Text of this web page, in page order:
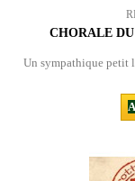
CHORALE
Un sympathique petit